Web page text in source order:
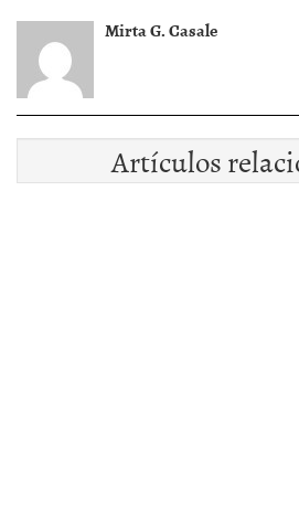
Mirta G. Casale
Artículos